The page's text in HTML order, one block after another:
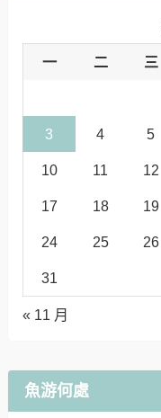
一 二 三
3 4 5
10 11 12
17 18 19
24 25 26
31
« 11 月
魚游何處